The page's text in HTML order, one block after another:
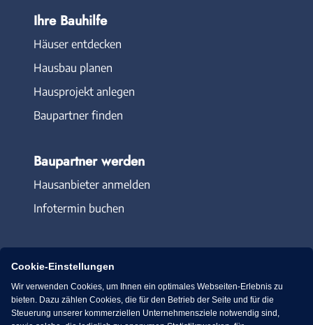
Ihre Bauhilfe
Häuser entdecken
Hausbau planen
Hausprojekt anlegen
Baupartner finden
Baupartner werden
Hausanbieter anmelden
Infotermin buchen
Immowelt.de Bauen.de
Cookie-Einstellungen
Wir verwenden Cookies, um Ihnen ein optimales Webseiten-Erlebnis zu
bieten. Dazu zählen Cookies, die für den Betrieb der Seite und für die
Steuerung unserer kommerziellen Unternehmensziele notwendig sind,